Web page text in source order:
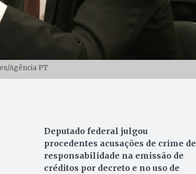
Agência PT
Deputado federal julgou
procedentes acusações de crime de
responsabilidade na emissão de
créditos por decreto e no uso de